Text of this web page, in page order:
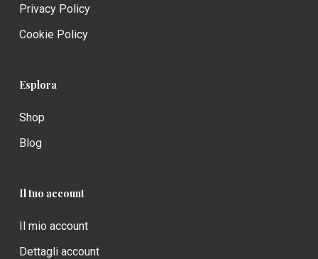
Privacy Policy
Cookie Policy
Esplora
Shop
Blog
Il tuo account
Il mio account
Dettagli account